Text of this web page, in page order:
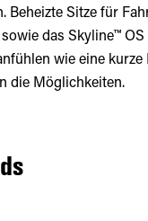
Beheizte Sitze für
das Skyline™
wie eine
die Möglichkeiten.